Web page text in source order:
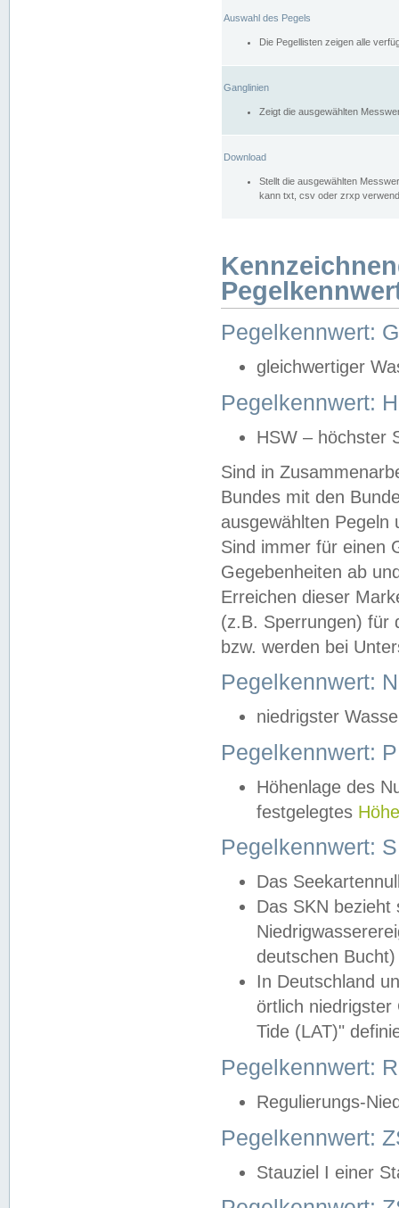
Auswahl des Pegels
Die Pegellisten zeigen alle
Ganglinien
Zeigt die ausgewählten
Download
Stellt die ausgewählten
kann txt, csv oder zrxp
Pegelkennwert:
gleichwertiger
Pegelkennwert:
HSW – höchster
Sind in
Bundes mit den
ausgewählten
Sind immer für einen
Gegebenheiten ab
Erreichen dieser
(z.B. Sperrungen) für
bzw. werden bei
Pegelkennwert:
niedrigster
Pegelkennwert:
Höhenlage des
festgelegtes
Pegelkennwert:
Das
Das SKN
deutschen
In Deutschland
örtlich
Tide (LAT)"
Pegelkennwert:
Regulierungs-
Pegelkennwert:
Stauziel I einer